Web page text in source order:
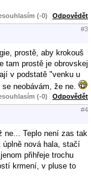
(-0) Odpovědět
#3
prostě, aby krokouš
tam prostě je obrovskej
v podstatě "venku u
neobávám, že ne.
(-0) Odpovědět
#4
ne... Teplo není zas tak
nová hala, stačí
přihřeje trochu
krmení, v pluse to